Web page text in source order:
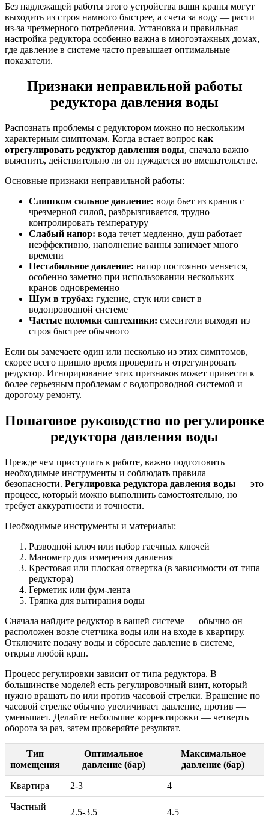
Без надлежащей работы этого устройства ваши краны могут
выходить из строя намного быстрее, а счета за воду — расти
из-за чрезмерного потребления. Установка и правильная
настройка редуктора особенно важна в многоэтажных домах,
где давление в системе часто превышает оптимальные
показатели.
Признаки неправильной работы
редуктора давления воды
Распознать проблемы с редуктором можно по нескольким
характерным симптомам. Когда встает вопрос как
отрегулировать редуктор давления воды, сначала важно
выяснить, действительно ли он нуждается во вмешательстве.
Основные признаки неправильной работы:
Слишком сильное давление: вода бьет из кранов с
чрезмерной силой, разбрызгивается, трудно
контролировать температуру
Слабый напор: вода течет медленно, душ работает
неэффективно, наполнение ванны занимает много
времени
Нестабильное давление: напор постоянно меняется,
особенно заметно при использовании нескольких
кранов одновременно
Шум в трубах: гудение, стук или свист в
водопроводной системе
Частые поломки сантехники: смесители выходят из
строя быстрее обычного
Если вы замечаете один или несколько из этих симптомов,
скорее всего пришло время проверить и отрегулировать
редуктор. Игнорирование этих признаков может привести к
более серьезным проблемам с водопроводной системой и
дорогому ремонту.
Пошаговое руководство по регулировке
редуктора давления воды
Прежде чем приступать к работе, важно подготовить
необходимые инструменты и соблюдать правила
безопасности. Регулировка редуктора давления воды — это
процесс, который можно выполнить самостоятельно, но
требует аккуратности и точности.
Необходимые инструменты и материалы:
Разводной ключ или набор гаечных ключей
Манометр для измерения давления
Крестовая или плоская отвертка (в зависимости от типа
редуктора)
Герметик или фум-лента
Тряпка для вытирания воды
Сначала найдите редуктор в вашей системе — обычно он
расположен возле счетчика воды или на входе в квартиру.
Отключите подачу воды и сбросьте давление в системе,
открыв любой кран.
Процесс регулировки зависит от типа редуктора. В
большинстве моделей есть регулировочный винт, который
нужно вращать по или против часовой стрелки. Вращение по
часовой стрелке обычно увеличивает давление, против —
уменьшает. Делайте небольшие корректировки — четверть
оборота за раз, затем проверяйте результат.
Тип
помещения
Оптимальное
давление (бар)
Максимальное
давление (бар)
Квартира 2-3 4
Частный
2.5-3.5 4.5